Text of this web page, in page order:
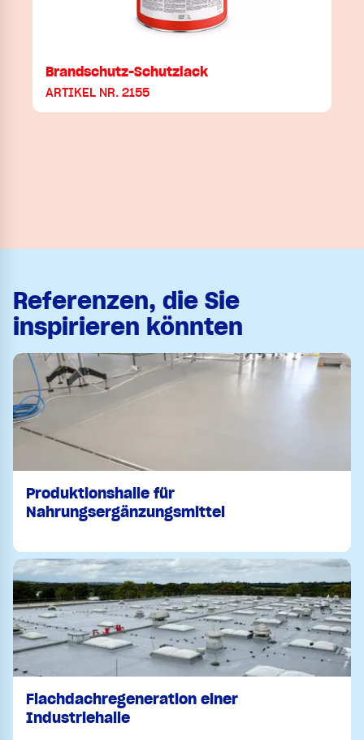
Brandschutz-Schutzlack
ARTIKEL NR. 2155
Referenzen, die Sie
inspirieren könnten
Produktionshalle für
Nahrungsergänzungsmittel
Flachdachregeneration einer
Industriehalle